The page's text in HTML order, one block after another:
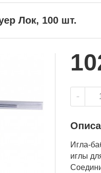
Лок, 100 шт.
Игла-
иглы